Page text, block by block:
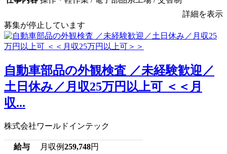
詳細を表示
募集が停止しています
自動車部品の外観検査 ／未経験歓迎／
土日休み／月収25万円以上可 ＜＜月
収...
株式会社ワールドインテック
給与 月収例259,748円